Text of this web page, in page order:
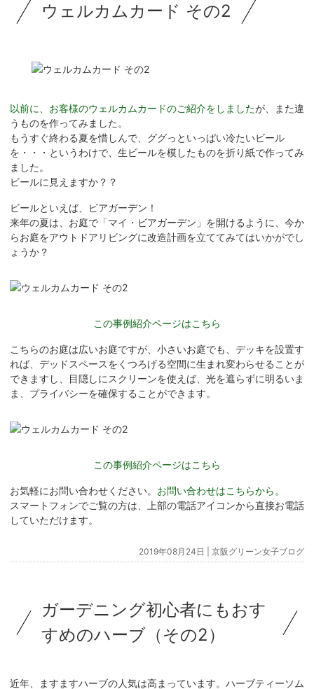
ウェルカムカード その2
以前に、お客様のウェルカムカードのご紹介をしましたが、また違
うものを作ってみました。
もうすぐ終わる夏を惜しんで、ググっといっぱい冷たいビール
を・・・というわけで、生ビールを模したものを折り紙で作ってみ
ました。
ビールに見えますか？？
ビールといえば、ビアガーデン！
来年の夏は、お庭で「マイ・ビアガーデン」を開けるように、今か
らお庭をアウトドアリビングに改造計画を立ててみてはいかがでし
ょうか？
この事例紹介ページはこちら
こちらのお庭は広いお庭ですが、小さいお庭でも、デッキを設置す
れば、デッドスペースをくつろげる空間に生まれ変わらせることが
できますし、目隠しにスクリーンを使えば、光を遮らずに明るいま
ま、プライバシーを確保することができます。
この事例紹介ページはこちら
お気軽にお問い合わせください。 お問い合わせはこちらから。
スマートフォンでご覧の方は、上部の電話アイコンから直接お電話
していただけます。
2019年08月24日 | 京阪グリーン女子ブログ
ガーデニング初心者にもおす
すめのハーブ（その2）
近年、ますますハーブの人気は高まっています。ハーブティーソム